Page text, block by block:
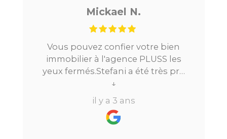
Mickael N.
Vous pouvez confier votre bien
immobilier à l'agence PLUSS les
yeux fermés.Stefani a été très pro
tout au long du processus.Très
réactive, elle a su répondre à
toutes mes questions en moins de
24h par email ou par
↓
il y a 3 ans